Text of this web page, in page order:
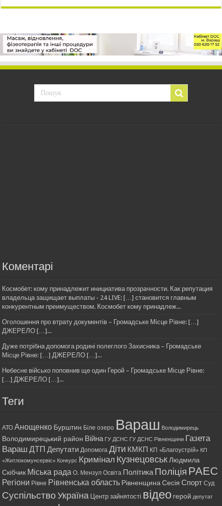
Коментарі
Космобет: кому принадлежит инициатива прозрачности. Как репутация
владельца защищает выплаты - 24 LIVE: […] становится главным
конкурентным преимуществом. Космобет кому принадлеж...
Оголошення про втрату документів – Громадське Місце Рівне: […]
ДЖЕРЕЛО […]...
Дуже потрібна допомога родині полеглого Захисника – Громадське
Місце Рівне: […] ДЖЕРЕЛО […]...
Небесне військо поповнив ще один Герой – Громадське Місце Рівне:
[…] ДЖЕРЕЛО […]...
Теги
АТО Анощенко Бурштин Біле озеро Вараш Володимирець
Володимирецький район Війна ГУ ДСНС ГУ ДСНС Рівненщини Газета
Вараш ДТП Депутати Допомога Діти КМКП КП «Благоустрій» КП
«Житлокомунсервіс» Конкурс Кримінал Кузнецовськ Людмила
Скібчик Міська рада О. Мензул Освіта ПолітикаПоліція РАЕС
Регіони Рівне Рівненська область Рівненщина Сесія Спорт Суд
Суспільство Україна Центр зайнятості відео герой депутат